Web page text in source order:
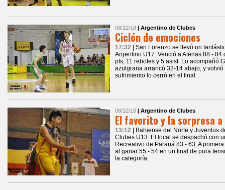
08/12/18 | Argentino de Clubes
Ciclón de emociones
17:32
| San Lorenzo se llevó un
Argentino U17. Venció a Atenas 88 -
pts, 11 rebotes y 5 asist. Lo acompañó
azulgrana arrancó 32-14 abajo, y
sufrimiento lo cerró en el final.
08/12/18 | Argentino de Clubes
El favorito y la sorpresa
13:12
| Bahiense del Norte y Juventus
Clubes U13. El local se despachó con
Recreativo de Paraná 83 - 63. A
al ganar 55 - 54 en un final de pura
la categoría.